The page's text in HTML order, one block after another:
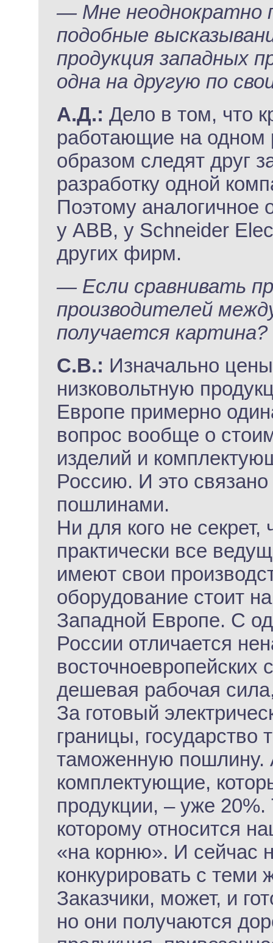
— Мне неоднократно
подобные
продукция западных
одна на другую по
А.Д.: Дело в том, что
работающие на одном
образом следят друг
разработку одной
Поэтому аналогичное
у АВВ, у Schneider
других фирм.
— Если сравнивать
производителей
получается картина?
С.В.: Изначально
низковольтную
Европе примерно
вопрос вообще о
изделий и
Россию. И это
пошлинами.
Ни для кого не
практически все
имеют свои
оборудование стоит
Западной Европе. С
России отличается
восточноевропейских
дешевая рабочая
За готовый
границы, государство
таможенную пошлину.
комплектующие,
продукции, – уже
которому относится
«на корню». И сейчас
конкурировать с
Заказчики, может, и
но они получаются